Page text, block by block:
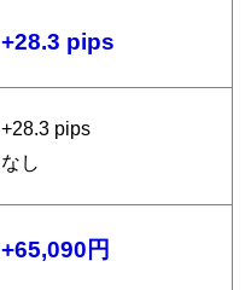
+28.3 pips
+28.3 pips
なし
+65,090円